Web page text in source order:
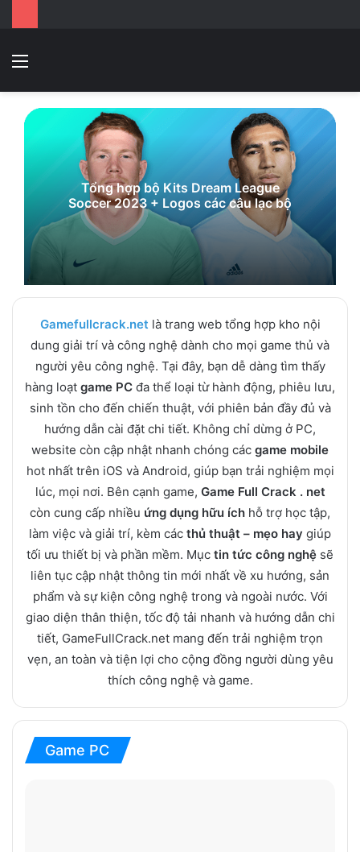
Tổng hợp bộ Kits Dream League
Soccer 2023 + Logos các câu lạc bộ
Gamefullcrack.net là trang web tổng hợp kho nội
dung giải trí và công nghệ dành cho mọi game thủ và
người yêu công nghệ. Tại đây, bạn dễ dàng tìm thấy
hàng loạt game PC đa thể loại từ hành động, phiêu lưu,
sinh tồn cho đến chiến thuật, với phiên bản đầy đủ và
hướng dẫn cài đặt chi tiết. Không chỉ dừng ở PC,
website còn cập nhật nhanh chóng các game mobile
hot nhất trên iOS và Android, giúp bạn trải nghiệm mọi
lúc, mọi nơi. Bên cạnh game, Game Full Crack . net
còn cung cấp nhiều ứng dụng hữu ích hỗ trợ học tập,
làm việc và giải trí, kèm các thủ thuật – mẹo hay giúp
tối ưu thiết bị và phần mềm. Mục tin tức công nghệ sẽ
liên tục cập nhật thông tin mới nhất về xu hướng, sản
phẩm và sự kiện công nghệ trong và ngoài nước. Với
giao diện thân thiện, tốc độ tải nhanh và hướng dẫn chi
tiết, GameFullCrack.net mang đến trải nghiệm trọn
vẹn, an toàn và tiện lợi cho cộng đồng người dùng yêu
thích công nghệ và game.
Game PC